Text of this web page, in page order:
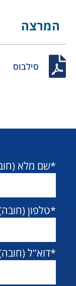
המרצה
סילבוס
*שם מלא
*טלפון
*דוא"ל